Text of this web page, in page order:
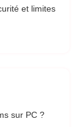
et limites
sur PC ?